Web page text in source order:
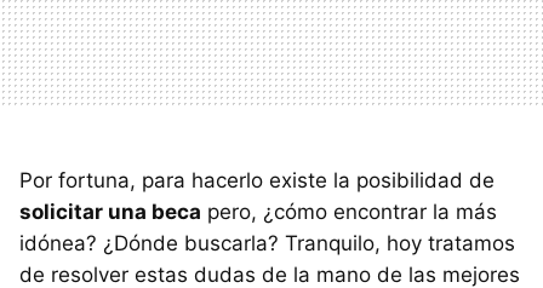
Por fortuna, para hacerlo existe la posibilidad de
solicitar una beca pero, ¿cómo encontrar la más
idónea? ¿Dónde buscarla? Tranquilo, hoy tratamos
de resolver estas dudas de la mano de las mejores